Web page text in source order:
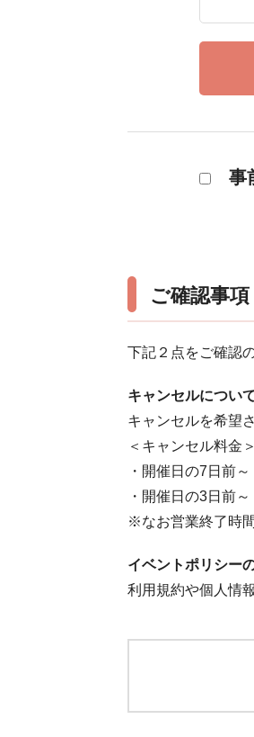
事
ご確認事項
下記２点をご確認
キャンセルについ
キャンセルを希望
＜キャンセル料金＞
・開催日の7日前
・開催日の3日前
※なお営業終了時
イベントポリシー
利用規約や個人情